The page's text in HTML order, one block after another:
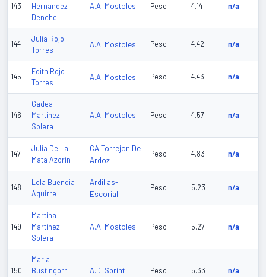
143
Hernandez
Denche
A.A. Mostoles Peso 4.14 n/a
144
Julia Rojo
Torres
A.A. Mostoles Peso 4.42 n/a
145
Edith Rojo
Torres
A.A. Mostoles Peso 4.43 n/a
146
Gadea
Martinez
Solera
A.A. Mostoles Peso 4.57 n/a
147
Julia De La
Mata Azorin
CA Torrejon De
Ardoz
Peso 4.83 n/a
148
Lola Buendia
Aguirre
Ardillas-
Escorial
Peso 5.23 n/a
149
Martina
Martinez
Solera
A.A. Mostoles Peso 5.27 n/a
150
Maria
Bustingorri
A.D. Sprint Peso 5.33 n/a